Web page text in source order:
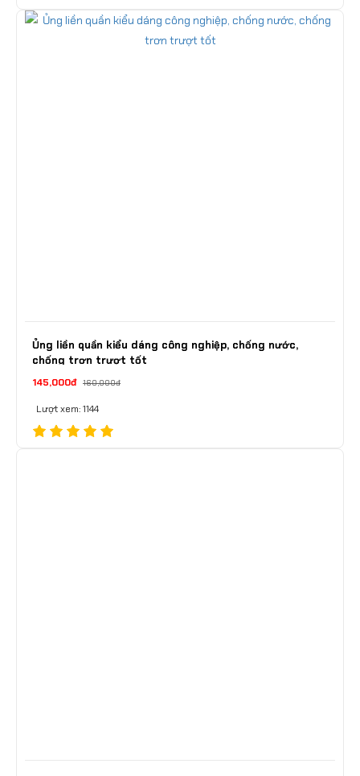
Ủng liền quần kiểu dáng công nghiệp, chống nước,
chống trơn trượt tốt
145,000đ 160,000đ
Lượt xem: 1144